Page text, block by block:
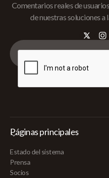
Comentarios reales de
de nuestras soluciones a
Páginas principales
Estado del sistema
Prensa
Socios